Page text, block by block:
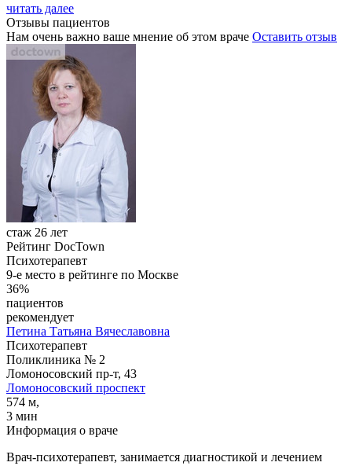
читать далее
Отзывы пациентов
Нам очень важно ваше мнение об этом враче Оставить отзыв
стаж 26 лет
Рейтинг DocTown
Психотерапевт
9-е место в рейтинге по Москве
36%
пациентов
рекомендует
Петина Татьяна Вячеславовна
Психотерапевт
Поликлиника № 2
Ломоносовский пр-т, 43
Ломоносовский проспект
574 м,
3 мин
Информация о враче
Врач-психотерапевт, занимается диагностикой и лечением